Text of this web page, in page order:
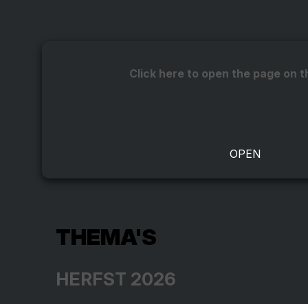
Click here to open the page on
THEMA'S
HERFST 2026